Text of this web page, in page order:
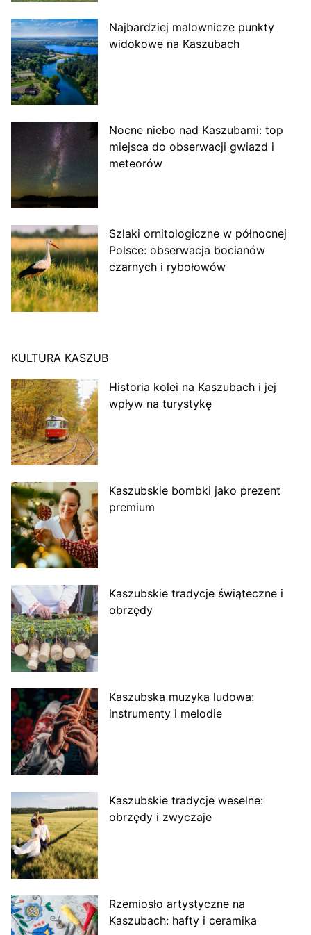
Najbardziej malownicze punkty
widokowe na Kaszubach
Nocne niebo nad Kaszubami: top
miejsca do obserwacji gwiazd i
meteorów
Szlaki ornitologiczne w północnej
Polsce: obserwacja bocianów
czarnych i rybołowów
KULTURA KASZUB
Historia kolei na Kaszubach i jej
wpływ na turystykę
Kaszubskie bombki jako prezent
premium
Kaszubskie tradycje świąteczne i
obrzędy
Kaszubska muzyka ludowa:
instrumenty i melodie
Kaszubskie tradycje weselne:
obrzędy i zwyczaje
Rzemiosło artystyczne na
Kaszubach: hafty i ceramika